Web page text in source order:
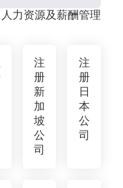
人力资源及薪酬管理
注
册
新
加
坡
公
司
注
册
日
本
公
司